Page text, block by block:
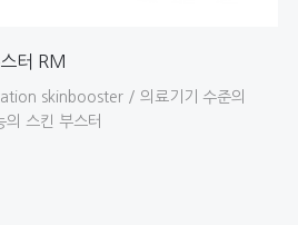
터 RM
skinbooster / 의료기기 수준의
의 스킨 부스터